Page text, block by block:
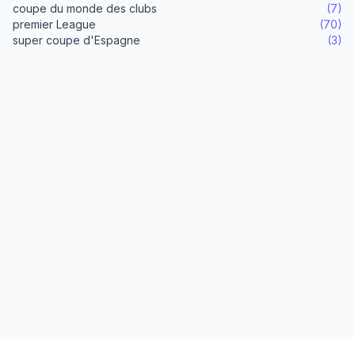
coupe du monde des clubs
(7)
premier League
(70)
super coupe d'Espagne
(3)